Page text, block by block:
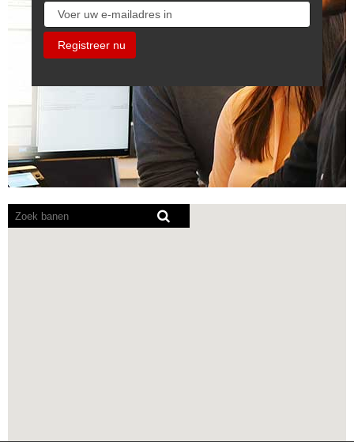
Screenreaders
kunnen